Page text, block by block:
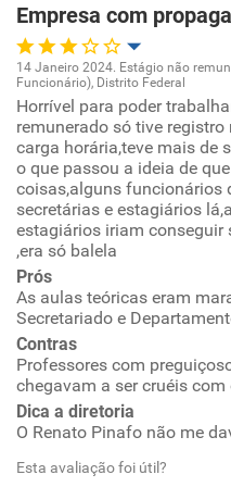
Recomenda esta
Recomenda a diretoria
Empresa com
Oportunidade de promoção
Ambiente de trabalho
Conciliação com a vida
Benefícios
Não recomenda esta
Não recomenda a
14 Janeiro 2024. Estágio não
Funcionário), Distrito Federal
Horrível para poder
remunerado só tive
carga horária,teve mais de
o que passou a ideia de
coisas,alguns funcionários
secretárias e estagiários
estagiários iriam conseguir
,era só balela
Prós
As aulas teóricas eram
Secretariado e
Contras
Professores com
chegavam a ser cruéis
Dica a diretoria
O Renato Pinafo não me
Esta avaliação foi útil?